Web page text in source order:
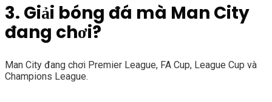
3. Giải bóng đá mà Man City
đang chơi?
Man City đang chơi Premier League, FA Cup, League Cup và
Champions League.